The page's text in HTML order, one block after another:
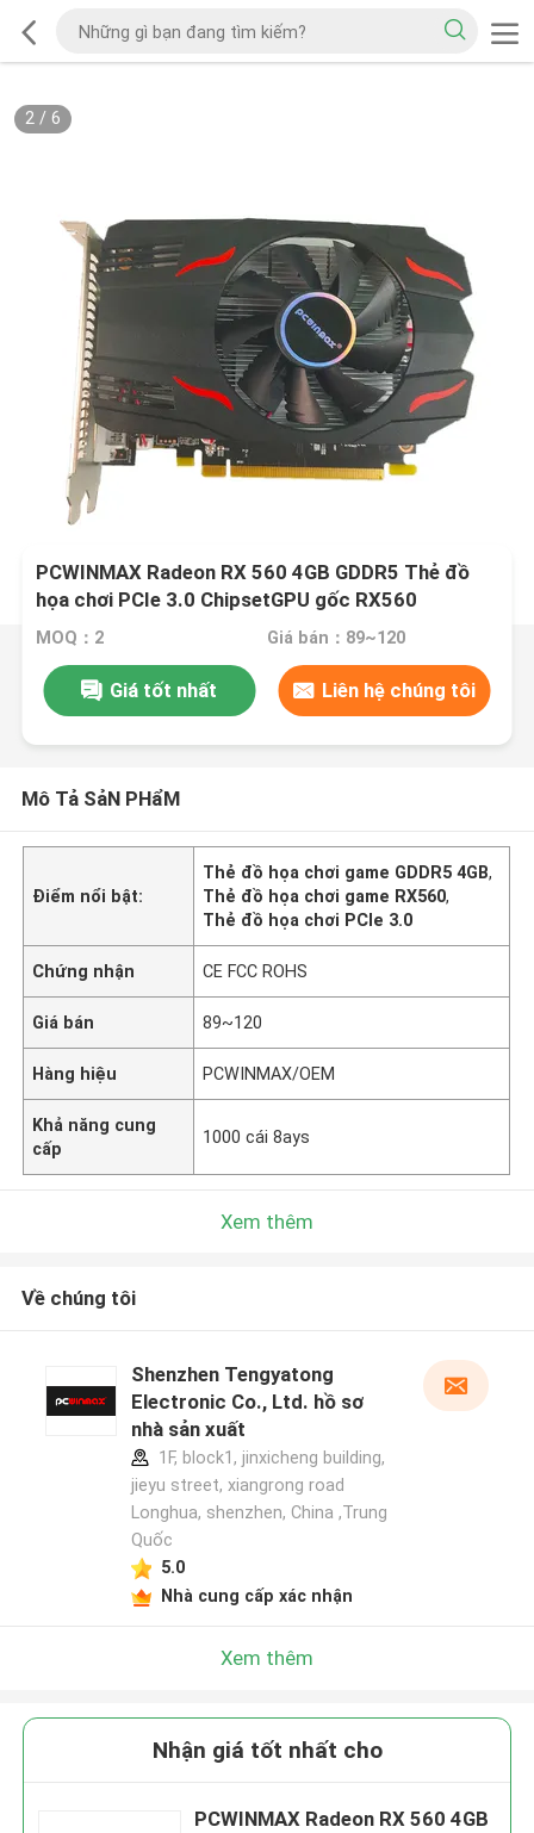
2/ 6
PCWINMAX Radeon RX 560 4GB GDDR5 Thẻ đồ
họa chơi PCIe 3.0 ChipsetGPU gốc RX560
MOQ：2 Giá bán：89~120
Giá tốt nhất Liên hệ chúng tôi
Mô Tả SảN PHẩM
Điểm nổi bật:
Thẻ đồ họa chơi game GDDR5 4GB,
Thẻ đồ họa chơi game RX560,
Thẻ đồ họa chơi PCIe 3.0
Chứng nhận CE FCC ROHS
Giá bán 89~120
Hàng hiệu PCWINMAX/OEM
Khả năng cung
cấp
1000 cái 8ays
Xem thêm
Về chúng tôi
Shenzhen Tengyatong
Electronic Co., Ltd. hồ sơ
nhà sản xuất
1F, block1, jinxicheng building,
jieyu street, xiangrong road
Longhua, shenzhen, China ,Trung
Quốc
5.0
Nhà cung cấp xác nhận
Xem thêm
Nhận giá tốt nhất cho
PCWINMAX Radeon RX 560 4GB